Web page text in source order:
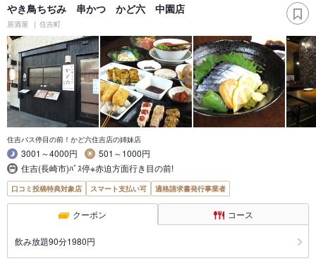
やき鳥ちぢみ 串かつ かど六 中園店
居酒屋 住吉町
住吉バス停目の前！かど六住吉店の姉妹店
3001～4000円
501～1000円
住吉(長崎市)ﾊﾞｽ停※赤迫方面行き目の前!
口コミ投稿特典対象店 スマート支払い可 適格請求書発行事業者
クーポン コース
飲み放題90分1980円